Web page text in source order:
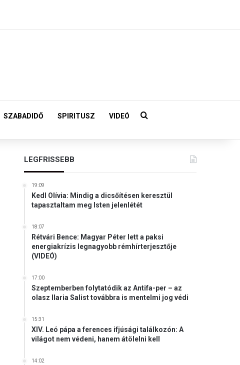
SZABADIDŐ SPIRITUSZ VIDEÓ Keresés:
LEGFRISSEBB
19:09
Kedl Olívia: Mindig a dicsőítésen keresztül
tapasztaltam meg Isten jelenlétét
18:07
Rétvári Bence: Magyar Péter lett a paksi
energiakrízis legnagyobb rémhírterjesztője
(VIDEÓ)
17:00
Szeptemberben folytatódik az Antifa-per – az
olasz Ilaria Salist továbbra is mentelmi jog védi
15:31
XIV. Leó pápa a ferences ifjúsági találkozón: A
világot nem védeni, hanem átölelni kell
14:02